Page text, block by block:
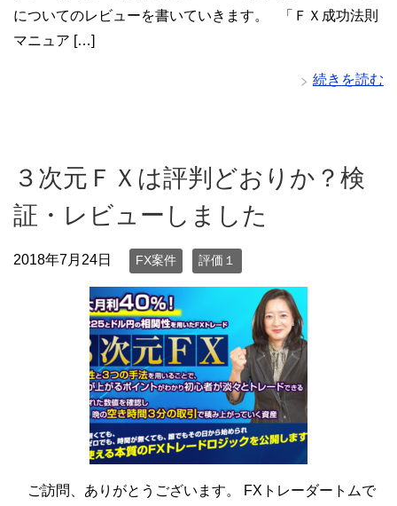
についてのレビューを書いていきます。 「ＦＸ成功法則
マニュア […]
続きを読む
３次元ＦＸは評判どおりか？検
証・レビューしました
2018年7月24日 FX案件 評価１
ご訪問、ありがとうございます。 FXトレーダートムで